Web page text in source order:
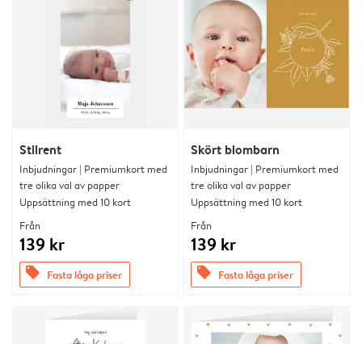
Stilrent
Inbjudningar | Premiumkort med
tre olika val av papper
Uppsättning med 10 kort
Från
139 kr
offers Fasta låga priser
Skört blombarn
Inbjudningar | Premiumkort med
tre olika val av papper
Uppsättning med 10 kort
Från
139 kr
offers Fasta låga priser